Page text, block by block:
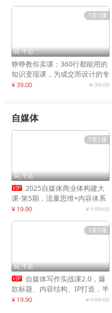
1章1课
 千启
铮铮教你卖课：360行都能用的
知识变现课，为成交而设计的专
属课程
¥ 39.00 ¥ 39.00
自媒体
1章1课
 千启
 2025自媒体商业体构建大
课-第5期，流量思维+内容体系
+变现闭环，打造个人可持续生
¥ 19.90 ¥ 199.00
1章1课
 千启
 自媒体写作实战课2.0，爆
款标题、内容结构、IP打造，半
年复制30万粉月入10万+
¥ 19.90 ¥ 199.00